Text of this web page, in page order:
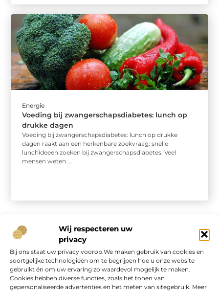
Wij respecteren uw
privacy
Bij ons staat uw privacy voorop.We maken gebruik van cookies en
soortgelijke technologieën om te begrijpen hoe u onze website
gebruikt én om uw ervaring zo waardevol mogelijk te maken.
Cookies hebben diverse functies, zoals het tonen van
gepersonaliseerde advertenties en het meten van sitegebruik. Meer
Energie
Voeding bij zwangerschapsdiabetes: lunch op
drukke dagen
Voeding bij zwangerschapsdiabetes: lunch op drukke
dagen raakt aan een herkenbare zoekvraag: snelle
lunchideeën zoeken bij zwangerschapsdiabetes. Veel
mensen weten ...
Onze informatie